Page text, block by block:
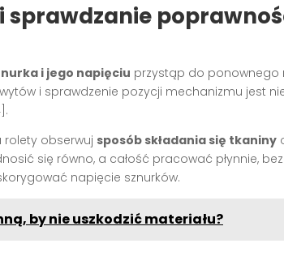
i jego napięciu przystąp do ponownego
i sprawdzenie pozycji mechanizmu jest
.
obserwuj sposób składania się tkaniny
się równo, a całość pracować płynnie,
napięcie sznurków.
by nie uszkodzić materiału?